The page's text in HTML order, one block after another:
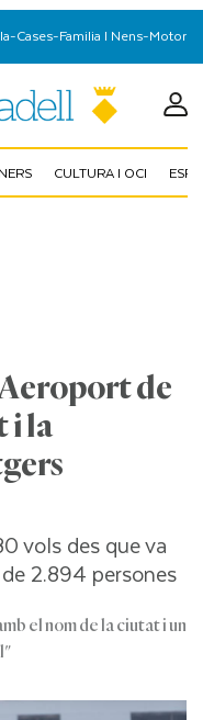
-Cases-Familia I Nens-Motor
CULTURA I OCI
de
i la
vols des que va
2.894 persones
el nom de la ciutat i un